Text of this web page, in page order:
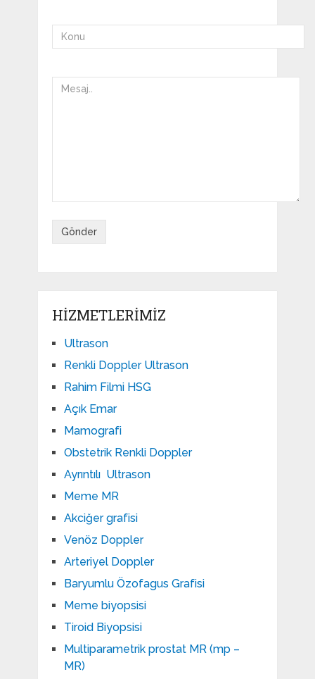
HIZMETLERIMIZ
Ultrason
Renkli Doppler Ultrason
Rahim Filmi HSG
Açık Emar
Mamografi
Obstetrik Renkli Doppler
Ayrıntılı Ultrason
Meme MR
Akciğer grafisi
Venöz Doppler
Arteriyel Doppler
Baryumlu Özofagus Grafisi
Meme biyopsisi
Tiroid Biyopsisi
Multiparametrik prostat MR (mp –
MR)